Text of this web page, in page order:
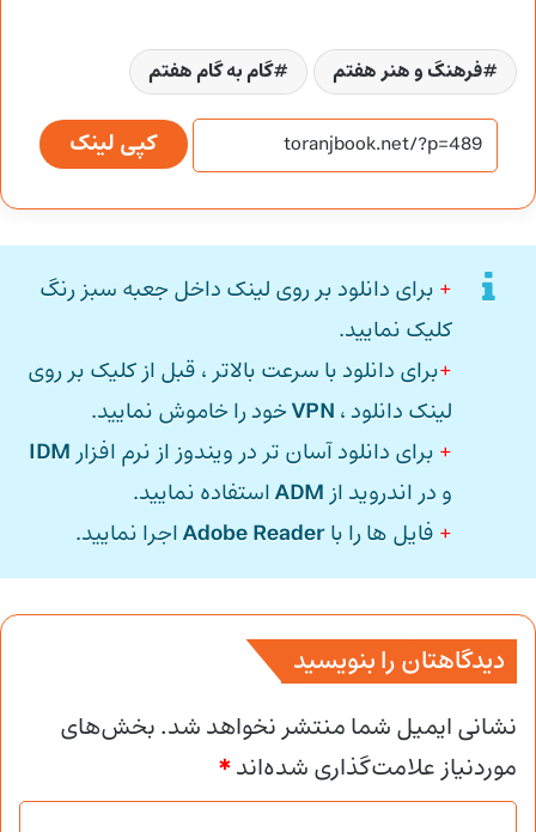
فرهنگ و هنر هفتم گام به گام هفتم
کپی لینک
+ برای دانلود بر روی لینک داخل جعبه سبز رنگ
کلیک نمایید.
+برای دانلود با سرعت بالاتر ، قبل از کلیک بر روی
لینک دانلود ، VPNخود را خاموش نمایید.
+ برای دانلود آسان تر در ویندوز از نرم افزار IDM
و در اندروید از ADMاستفاده نمایید.
+ فایل ها را باAdobe Readerاجرا نمایید.
دیدگاهتان را بنویسید
نشانی ایمیل شما منتشر نخواهد شد.بخش‌های
موردنیاز علامت‌گذاری شده‌اند*